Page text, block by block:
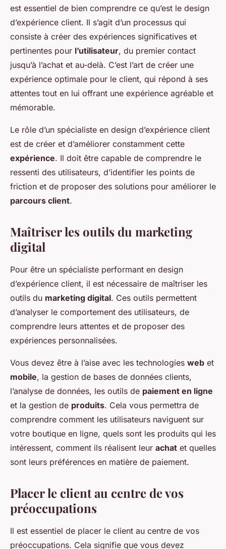
est essentiel de bien comprendre ce qu’est le design
d’expérience client. Il s’agit d’un processus qui
consiste à créer des expériences significatives et
pertinentes pour l’utilisateur, du premier contact
jusqu’à l’achat et au-delà. C’est l’art de créer une
expérience optimale pour le client, qui répond à ses
attentes tout en lui offrant une expérience agréable et
mémorable.
Le rôle d’un spécialiste en design d’expérience client
est de créer et d’améliorer constamment cette
expérience. Il doit être capable de comprendre le
ressenti des utilisateurs, d’identifier les points de
friction et de proposer des solutions pour améliorer le
parcours client.
Maîtriser les outils du marketing
digital
Pour être un spécialiste performant en design
d’expérience client, il est nécessaire de maîtriser les
outils du marketing digital. Ces outils permettent
d’analyser le comportement des utilisateurs, de
comprendre leurs attentes et de proposer des
expériences personnalisées.
Vous devez être à l’aise avec les technologies web et
mobile, la gestion de bases de données clients,
l’analyse de données, les outils de paiement en ligne
et la gestion de produits. Cela vous permettra de
comprendre comment les utilisateurs naviguent sur
votre boutique en ligne, quels sont les produits qui les
intéressent, comment ils réalisent leur achat et quelles
sont leurs préférences en matière de paiement.
Placer le client au centre de vos
préoccupations
Il est essentiel de placer le client au centre de vos
préoccupations. Cela signifie que vous devez